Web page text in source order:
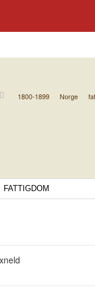
1800-1899 Norge
FATTIGDOM